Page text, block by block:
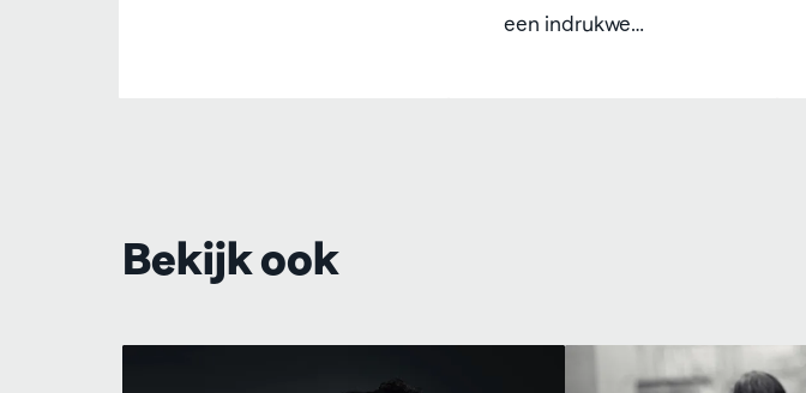
een indrukwe…
Bekijk ook